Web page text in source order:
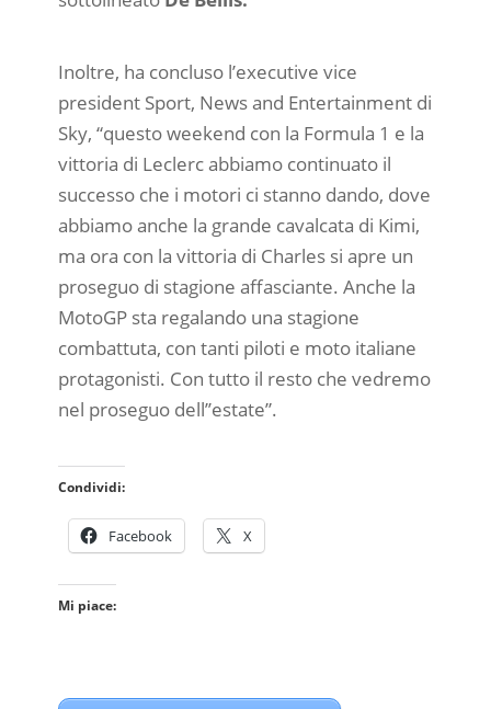
Inoltre, ha concluso l’executive vice
president Sport, News and Entertainment di
Sky, “questo weekend con la Formula 1 e la
vittoria di Leclerc abbiamo continuato il
successo che i motori ci stanno dando, dove
abbiamo anche la grande cavalcata di Kimi,
ma ora con la vittoria di Charles si apre un
proseguo di stagione affasciante. Anche la
MotoGP sta regalando una stagione
combattuta, con tanti piloti e moto italiane
protagonisti. Con tutto il resto che vedremo
nel proseguo dell’’estate”.
Condividi:
Facebook X
Mi piace: